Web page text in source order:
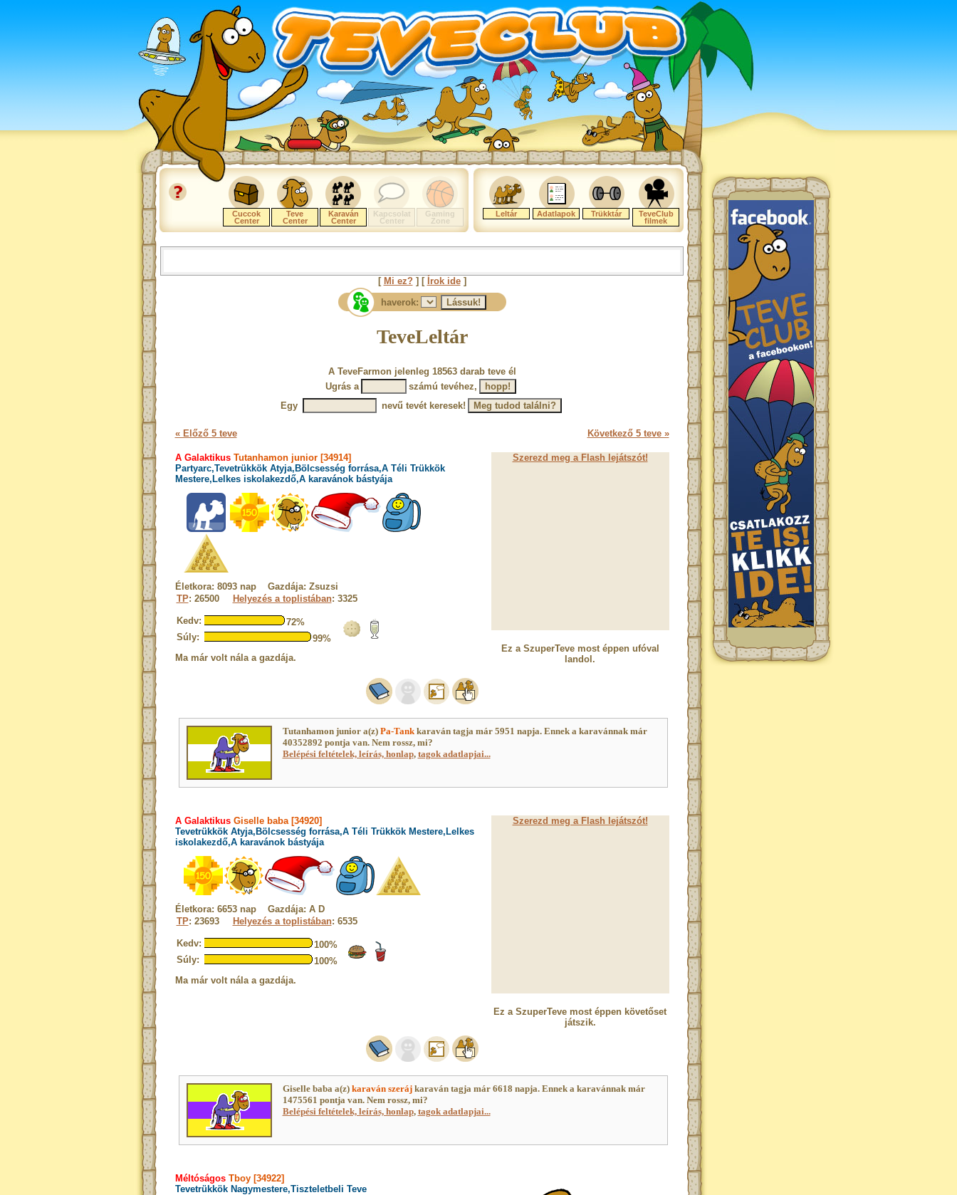
Cuccok
Center
Teve
Center
Karaván
Center
Kapcsolat
Center
Gaming
Zone
Leltár Adatlapok Trükktár
TeveClub
filmek
[ Mi ez?] [ Írok ide]
haverok:
TeveLeltár
A TeveFarmon jelenleg 18563 darab teve él
Ugrás a
számú tevéhez,
Egy
nevű tevét keresek!
« Előző 5 teve Következő 5 teve »
A GalaktikusTutanhamon junior [34914]
Partyarc,Tevetrükkök Atyja,Bölcsesség forrása,A Téli Trükkök
Mestere,Lelkes iskolakezdő,A karavánok bástyája
Életkora: 8093 nap Gazdája: Zsuzsi
TP: 26500 Helyezés a toplistában: 3325
Kedv:
72%
Súly:
99%
Ma már volt nála a gazdája.
Szerezd meg a Flash lejátszót!
Ez a SzuperTeve most éppen ufóval
landol.
Tutanhamon junior a(z) Pa-Tankkaraván tagja már 5951 napja. Ennek a karavánnak már
40352892 pontja van. Nem rossz, mi?
Belépési feltételek, leírás, honlap, tagok adatlapjai...
A GalaktikusGiselle baba [34920]
Tevetrükkök Atyja,Bölcsesség forrása,A Téli Trükkök Mestere,Lelkes
iskolakezdő,A karavánok bástyája
Életkora: 6653 nap Gazdája: A D
TP: 23693 Helyezés a toplistában: 6535
Kedv:
100%
Súly:
100%
Ma már volt nála a gazdája.
Szerezd meg a Flash lejátszót!
Ez a SzuperTeve most éppen követőset
játszik.
Giselle baba a(z) karaván szerájkaraván tagja már 6618 napja. Ennek a karavánnak már
1475561 pontja van. Nem rossz, mi?
Belépési feltételek, leírás, honlap, tagok adatlapjai...
MéltóságosTboy [34922]
Tevetrükkök Nagymestere,Tiszteletbeli Teve